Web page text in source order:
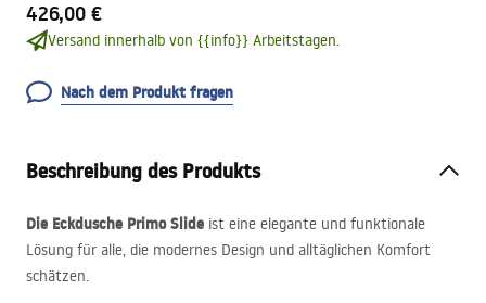
426,00 €
Versand innerhalb von {{info}} Arbeitstagen.
Nach dem Produkt fragen
Beschreibung des Produkts
Die Eckdusche Primo Slide ist eine elegante und funktionale
Lösung für alle, die modernes Design und alltäglichen Komfort
schätzen.